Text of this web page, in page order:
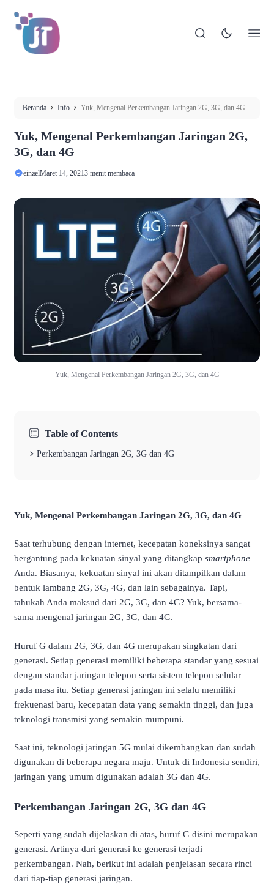
Beranda Info Yuk, Mengenal Perkembangan Jaringan 2G, 3G, dan 4G
Yuk, Mengenal Perkembangan Jaringan 2G,
3G, dan 4G
einzelMaret 14, 20213 menit membaca
Yuk, Mengenal Perkembangan Jaringan 2G, 3G, dan 4G
Table of Contents −
Perkembangan Jaringan 2G, 3G dan 4G
Yuk, Mengenal Perkembangan Jaringan 2G, 3G, dan 4G
Saat terhubung dengan internet, kecepatan koneksinya sangat
bergantung pada kekuatan sinyal yang ditangkap smartphone
Anda. Biasanya, kekuatan sinyal ini akan ditampilkan dalam
bentuk lambang 2G, 3G, 4G, dan lain sebagainya. Tapi,
tahukah Anda maksud dari 2G, 3G, dan 4G? Yuk, bersama-
sama mengenal jaringan 2G, 3G, dan 4G.
Huruf G dalam 2G, 3G, dan 4G merupakan singkatan dari
generasi. Setiap generasi memiliki beberapa standar yang sesuai
dengan standar jaringan telepon serta sistem telepon selular
pada masa itu. Setiap generasi jaringan ini selalu memiliki
frekuenasi baru, kecepatan data yang semakin tinggi, dan juga
teknologi transmisi yang semakin mumpuni.
Saat ini, teknologi jaringan 5G mulai dikembangkan dan sudah
digunakan di beberapa negara maju. Untuk di Indonesia sendiri,
jaringan yang umum digunakan adalah 3G dan 4G.
Perkembangan Jaringan 2G, 3G dan 4G
Seperti yang sudah dijelaskan di atas, huruf G disini merupakan
generasi. Artinya dari generasi ke generasi terjadi
perkembangan. Nah, berikut ini adalah penjelasan secara rinci
dari tiap-tiap generasi jaringan.